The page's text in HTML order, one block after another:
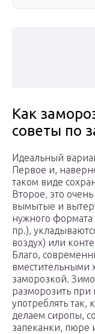
Как
советы по
Идеальный
Первое и,
таком виде
Второе, это
вымытые и
нужного формата
пр.),
воздух) или
Благо,
вместительными
заморозкой.
разморозить при
употреблять так,
делаем сиропы,
запеканки, пюре